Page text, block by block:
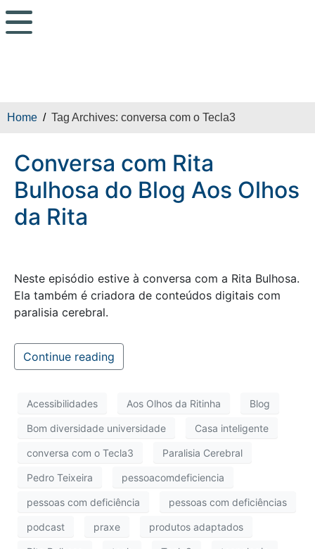
Home Tag Archives: conversa com o Tecla3
Conversa com Rita
Bulhosa do Blog Aos Olhos
da Rita
Neste episódio estive à conversa com a Rita Bulhosa.
Ela também é criadora de conteúdos digitais com
paralisia cerebral.
Continue reading
Acessibilidades Aos Olhos da Ritinha Blog
Bom diversidade universidade Casa inteligente
conversa com o Tecla3 Paralisia Cerebral
Pedro Teixeira pessoacomdeficiencia
pessoas com deficiência pessoas com deficiências
podcast praxe produtos adaptados